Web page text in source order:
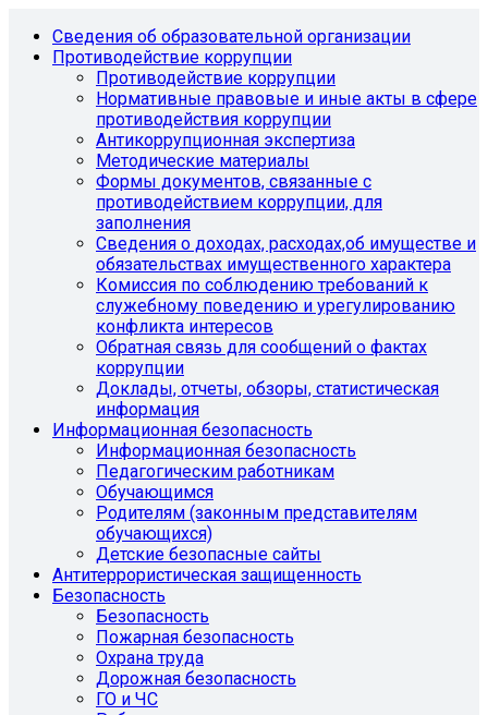
Сведения об образовательной организации
Противодействие коррупции
Противодействие коррупции
Нормативные правовые и иные акты в сфере
противодействия коррупции
Антикоррупционная экспертиза
Методические материалы
Формы документов, связанные с
противодействием коррупции, для
заполнения
Сведения о доходах, расходах,об имуществе и
обязательствах имущественного характера
Комиссия по соблюдению требований к
служебному поведению и урегулированию
конфликта интересов
Обратная связь для сообщений о фактах
коррупции
Доклады, отчеты, обзоры, статистическая
информация
Информационная безопасность
Информационная безопасность
Педагогическим работникам
Обучающимся
Родителям (законным представителям
обучающихся)
Детские безопасные сайты
Антитеррористическая защищенность
Безопасность
Безопасность
Пожарная безопасность
Охрана труда
Дорожная безопасность
ГО и ЧС